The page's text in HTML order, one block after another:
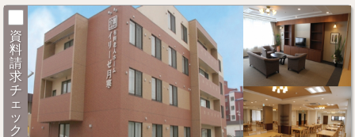
資
料
請
求
チ
ェ
ッ
ク